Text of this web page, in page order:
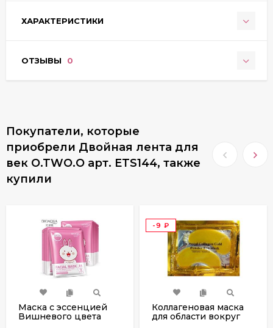
ХАРАКТЕРИСТИКИ
ОТЗЫВЫ 0
Покупатели, которые
приобрели Двойная лента для
век O.TWO.O арт. ETS144, также
купили
Маска с эссенцией
Вишневого цвета
-9 ₽
Коллагеновая маска
для области вокруг